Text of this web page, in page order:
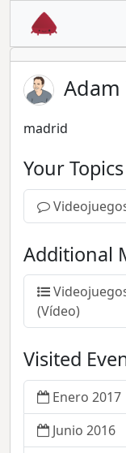
Adam
madrid
Your Topics
Additional
(Vídeo)
Visited
Enero 2017
Junio 2016